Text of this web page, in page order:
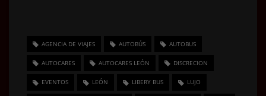
AGENCIA DE VIAJES AUTOBÚS AUTOBUS
AUTOCARES AUTOCARES LEÓN DISCRECION
EVENTOS LEÓN LIBERY BUS LUJO